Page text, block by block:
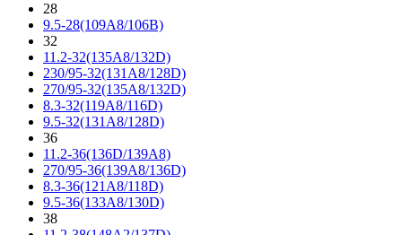
28
9.5-28(109A8/106B)
32
11.2-32(135A8/132D)
230/95-32(131A8/128D)
270/95-32(135A8/132D)
8.3-32(119A8/116D)
9.5-32(131A8/128D)
36
11.2-36(136D/139A8)
270/95-36(139A8/136D)
8.3-36(121A8/118D)
9.5-36(133A8/130D)
38